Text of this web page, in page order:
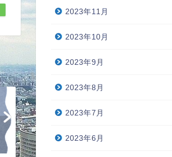
人生について
2023年11月
2023年10月
2023年9月
2023年8月
2023年7月
2023年6月